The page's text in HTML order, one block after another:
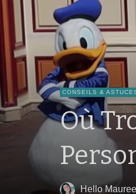
CONSEILS &
Où
Hello